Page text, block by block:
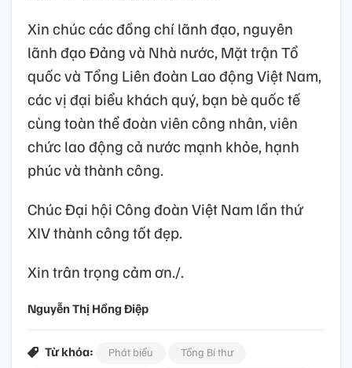
Xin chúc các đồng chí lãnh đạo, nguyên
lãnh đạo Đảng và Nhà nước, Mặt trận Tổ
quốc và Tổng Liên đoàn Lao động Việt Nam,
các vị đại biểu khách quý, bạn bè quốc tế
cùng toàn thể đoàn viên công nhân, viên
chức lao động cả nước mạnh khỏe, hạnh
phúc và thành công.
Chúc Đại hội Công đoàn Việt Nam lần thứ
XIV thành công tốt đẹp.
Xin trân trọng cảm ơn./.
Nguyễn Thị Hồng Điệp
Từ khóa: Phát biểu
Tổng Bí thư